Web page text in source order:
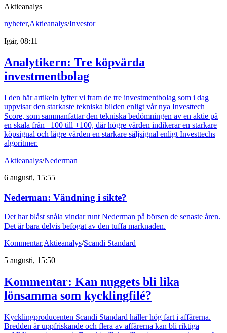
Aktieanalys
nyheter,Aktieanalys/Investor
Igår, 08:11
Analytikern: Tre köpvärda
investmentbolag
I den här artikeln lyfter vi fram de tre investmentbolag som i dag
uppvisar den starkaste tekniska bilden enligt vår nya Investtech
Score, som sammanfattar den tekniska bedömningen av en aktie på
en skala från –100 till +100, där högre värden indikerar en starkare
köpsignal och lägre värden en starkare säljsignal enligt Investtechs
algoritmer.
Aktieanalys/Nederman
6 augusti, 15:55
Nederman: Vändning i sikte?
Det har blåst snåla vindar runt Nederman på börsen de senaste åren.
Det är bara delvis befogat av den tuffa marknaden.
Kommentar,Aktieanalys/Scandi Standard
5 augusti, 15:50
Kommentar: Kan nuggets bli lika
lönsamma som kycklingfilé?
Kycklingproducenten Scandi Standard håller hög fart i affärerna.
Bredden är uppfriskande och flera av affärerna kan bli riktiga